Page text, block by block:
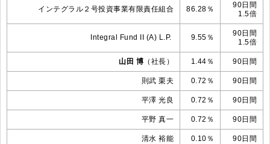
インテグラル２号投資事業有限責任組合 86.28％
90日間
1.5倍
Integral Fund II (A) L.P. 9.55％
90日間
1.5倍
山田 博 （社長） 1.44％ 90日間
則武 栗夫 0.72％ 90日間
平澤 光良 0.72％ 90日間
平野 真一 0.72％ 90日間
清水 裕能 0.10％ 90日間